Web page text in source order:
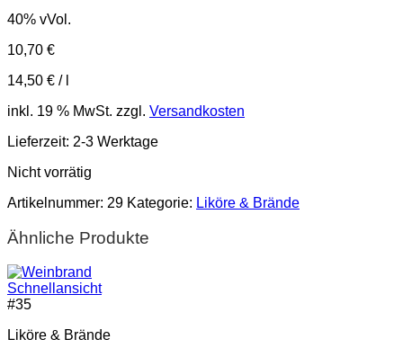
40% vVol.
10,70 €
14,50 € /
inkl. 19 % MwSt. zzgl. Versandkosten
Lieferzeit: 2-3 Werktage
Nicht vorrätig
Artikelnummer: 29 Kategorie: Liköre & Brände
Ähnliche Produkte
Schnellansicht
#35
Liköre & Brände